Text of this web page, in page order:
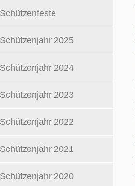
Schützenfeste
Schützenjahr 2025
Schützenjahr 2024
Schützenjahr 2023
Schützenjahr 2022
Schützenjahr 2021
Schützenjahr 2020